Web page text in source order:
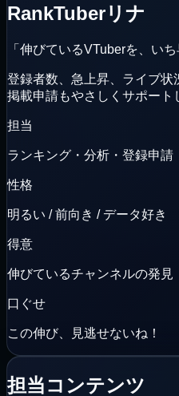
RankTuberリナ
「 伸びているVTuberを、いち
登録者数、急上昇、ライブ
掲載申請もやさしくサポート
担当
ランキング・分析・登録申請
性格
明るい / 前向き / データ好き
得意
伸びているチャンネルの発見
口ぐせ
この伸び、見逃せないね！
担当コンテンツ